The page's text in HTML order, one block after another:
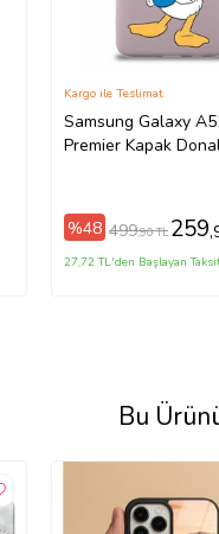
Samsung Galaxy
Premier Kapak
Kargo ile Teslimat
%48 499,90 TL 259
27,72 TL'den Başlayan
Bu